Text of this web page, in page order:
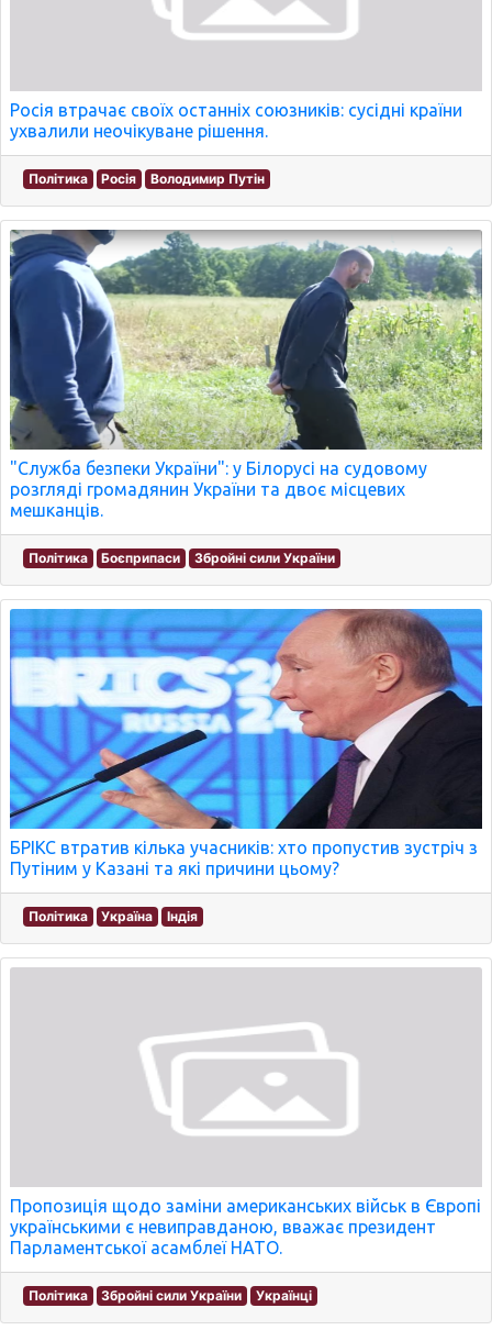
Росія втрачає своїх останніх союзників: сусідні країни
ухвалили неочікуване рішення.
Політика Росія Володимир Путін
"Служба безпеки України": у Білорусі на судовому
розгляді громадянин України та двоє місцевих
мешканців.
Політика Боєприпаси Збройні сили України
БРІКС втратив кілька учасників: хто пропустив зустріч з
Путіним у Казані та які причини цьому?
Політика Україна Індія
Пропозиція щодо заміни американських військ в Європі
українськими є невиправданою, вважає президент
Парламентської асамблеї НАТО.
Політика Збройні сили України Українці